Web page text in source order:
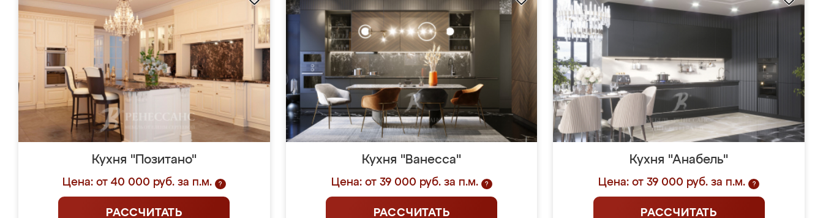
Кухня "Позитано"
Цена: от 40 000 руб. за п.м. ?
РАССЧИТАТЬ
Кухня "Ванесса"
Цена: от 39 000 руб. за п.м. ?
РАССЧИТАТЬ
Кухня "Анабель"
Цена: от 39 000 руб. за п.м. ?
РАССЧИТАТЬ